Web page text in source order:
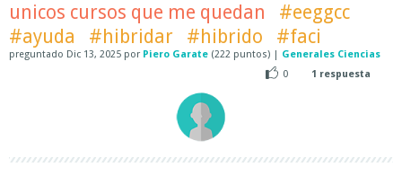
unicos cursos que me quedan
#eeggcc
#ayuda
#hibridar #hibrido #faci
preguntado Dic 13, 2025 por Piero Garate (222 puntos) | Generales Ciencias
0
1 respuesta